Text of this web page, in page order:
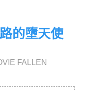
的墮天使
FALLEN